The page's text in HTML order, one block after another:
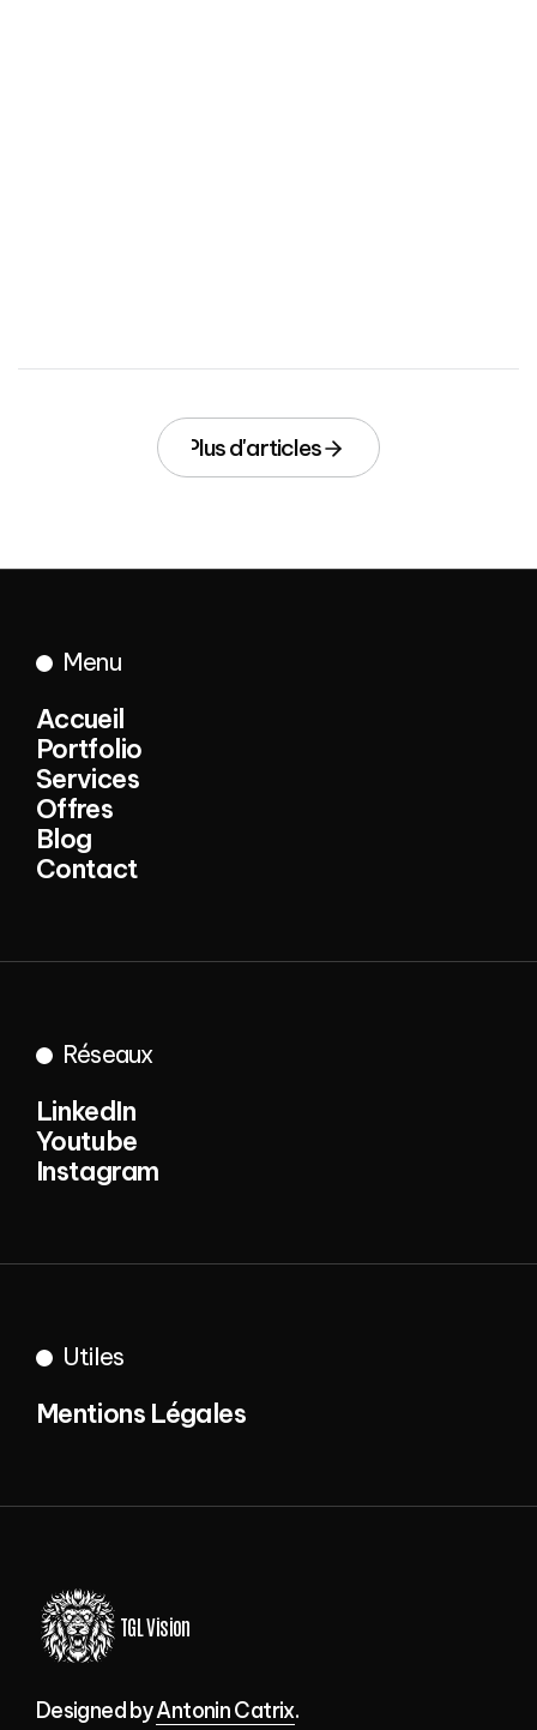
Plus d'articles
Menu
Accueil
Accueil
Portfolio
Portfolio
Services
Services
Offres
Offres
Blog
Contact
Réseaux
LinkedIn
LinkedIn
Youtube
Instagram
Utiles
Mentions Légales
TGL Vision
Designed byAntonin Catrix.